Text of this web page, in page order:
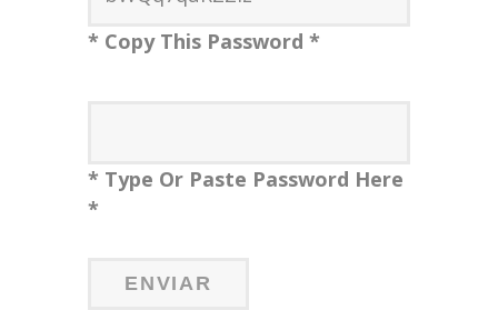
* Copy This Password *
* Type Or Paste Password Here
*